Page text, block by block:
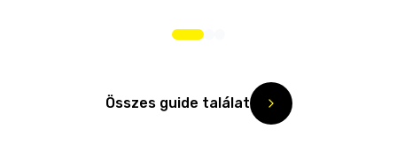
Összes guide találat